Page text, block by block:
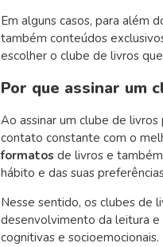
Em alguns casos, para além
também conteúdos
escolher o clube de livros
Por que assinar um
Ao assinar um clube de
contato constante com o
formatos de livros e
hábito e das suas
Nesse sentido, os clubes de
desenvolvimento da leitura e
cognitivas e